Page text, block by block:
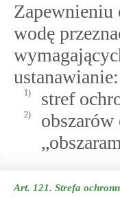
Zapewnieniu
wodę
ustanawianie:
1) stref
2)
Art. 121. Strefa